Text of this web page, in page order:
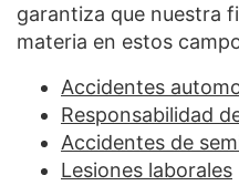
garantiza que nuestra
materia en estos
Accidentes
Responsabilidad
Accidentes de
Lesiones laborales